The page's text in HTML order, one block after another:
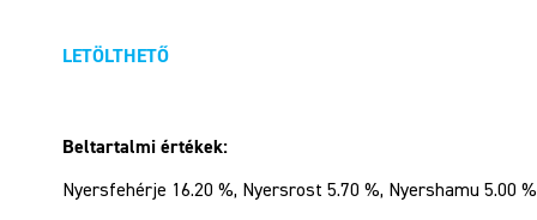
LETÖLTHETŐ
Beltartalmi értékek:
Nyersfehérje 16.20 %, Nyersrost 5.70 %, Nyershamu 5.00